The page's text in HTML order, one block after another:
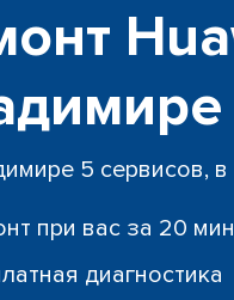
5 сервисов,
при вас за 20
диагностика